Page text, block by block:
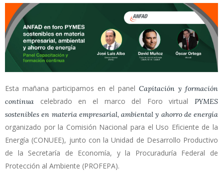
Esta mañana participamos en el panel Capitación y formación
continua celebrado en el marco del Foro virtual PYMES
sostenibles en materia empresarial, ambiental y ahorro de energía
organizado por la Comisión Nacional para el Uso Eficiente de la
Energía (CONUEE), junto con la Unidad de Desarrollo Productivo
de la Secretaría de Economía, y la Procuraduría Federal de
Protección al Ambiente (PROFEPA).